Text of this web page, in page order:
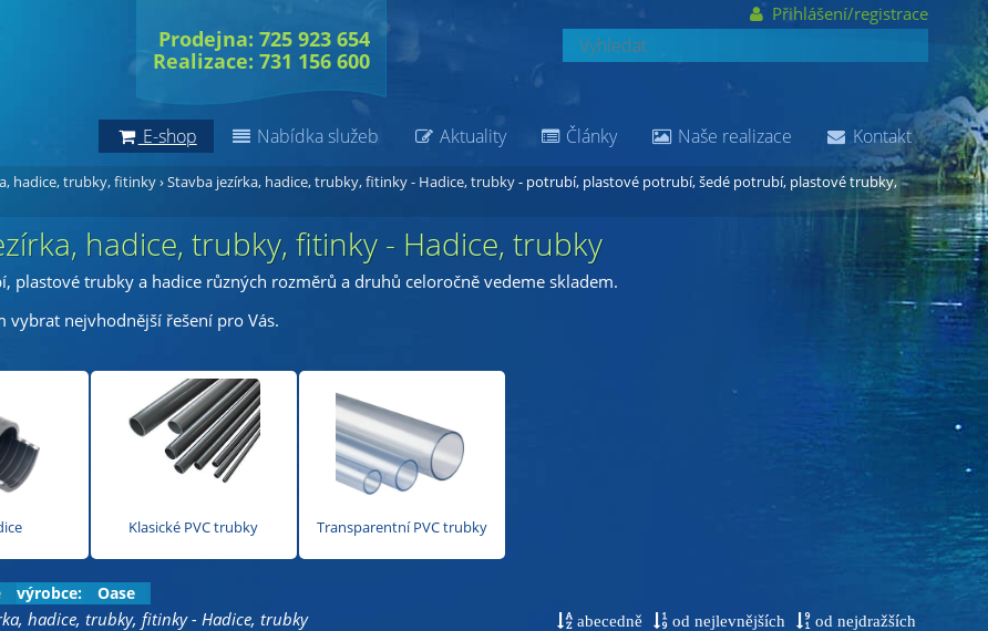
hadice, trubky, fitinky›Stavba jezírka, hadice, trubky, fitinky - Hadice, trubky- potrubí, plastové potrubí, šedé potrubí, plastové trubky,
hadice, trubky, fitinky - Hadice, trubky
plastové trubky a hadice různých rozměrů a druhů celoročně vedeme skladem.
vybrat nejvhodnější řešení pro Vás.
Klasické PVC trubky Transparentní PVC trubky
výrobce: Oase
abecedně od nejlevnějších od nejdražších
hadice, trubky, fitinky - Hadice, trubky
E-shop Nabídka služeb Aktuality Články Naše realizace Kontakt
Prodejna: 725 923 654
Realizace: 731 156 600
Přihlášení/registrace